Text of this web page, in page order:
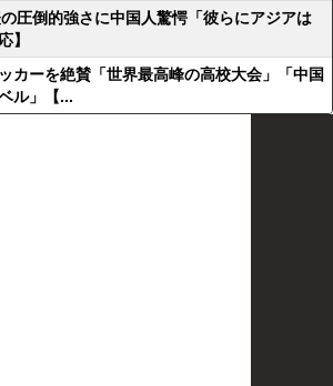
圧倒的強さに中国人驚愕「彼らにアジアは
】
カーを絶賛「世界最高峰の高校大会」「中国
ル」【...